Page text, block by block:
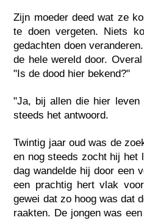
Zijn moeder deed wat ze
te doen vergeten. Niets
gedachten doen
de hele wereld door.
"Is de dood hier bekend?"
"Ja, bij allen die hier leven
steeds het antwoord.
Twintig jaar oud was de
en nog steeds zocht hij het
dag wandelde hij door een
een prachtig hert vlak
gewei dat zo hoog was dat
raakten. De jongen was